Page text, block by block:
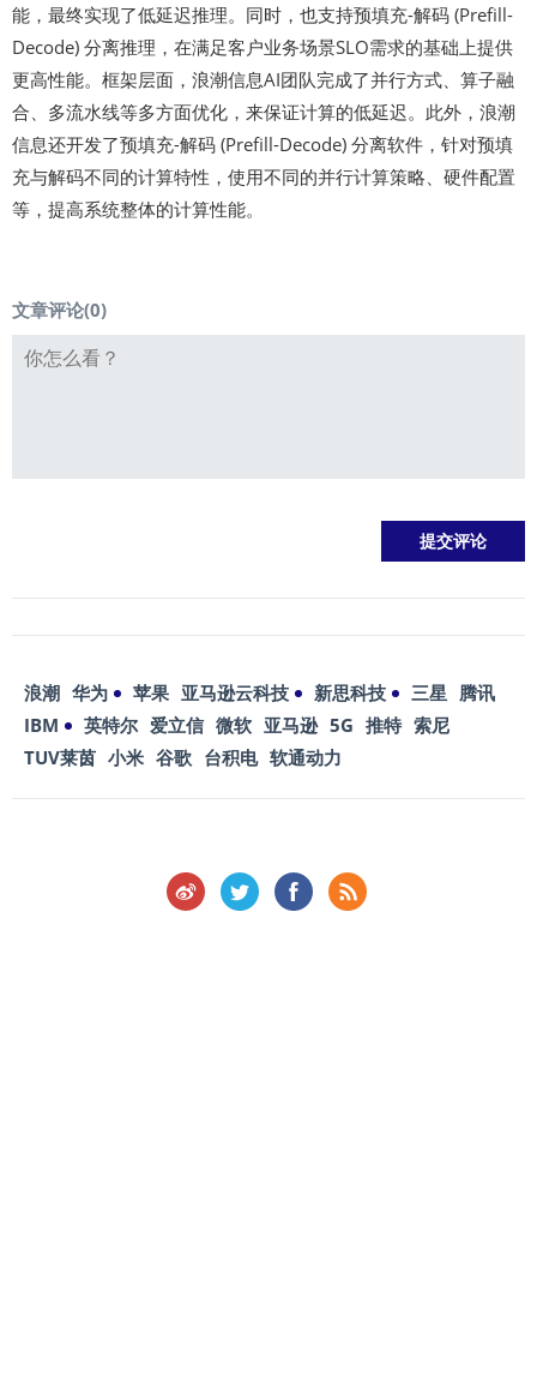
能，最终实现了低延迟推理。同时，也支持预填充-解码 (Prefill-
Decode) 分离推理，在满足客户业务场景SLO需求的基础上提供
更高性能。框架层面，浪潮信息AI团队完成了并行方式、算子融
合、多流水线等多方面优化，来保证计算的低延迟。此外，浪潮
信息还开发了预填充-解码 (Prefill-Decode) 分离软件，针对预填
充与解码不同的计算特性，使用不同的并行计算策略、硬件配置
等，提高系统整体的计算性能。
文章评论(0)
浪潮 华为 苹果 亚马逊云科技 新思科技 三星 腾讯
IBM
英特尔 爱立信 微软 亚马逊 5G 推特 索尼
TUV莱茵 小米 谷歌 台积电 软通动力